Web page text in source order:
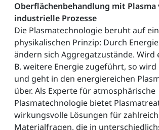
Oberflächenbehandlung mit Plasma
industrielle Prozesse
Die Plasmatechnologie beruht auf
physikalischen Prinzip: Durch
ändern sich Aggregatzustände. Wird
B. weitere Energie zugeführt, so
und geht in den energiereichen
über. Als Experte für atmosphärische
Plasmatechnologie bietet
wirkungsvolle Lösungen für
Materialfragen, die in